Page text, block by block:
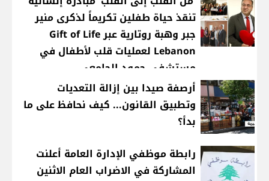
تنقذ حياة طفلين تكريماً لذكرى منير
جبر وهبة روتارية عبر Gift of Life
Lebanon لعمليات قلب لأطفال في
مستشفى حمود الجامعي
أرصفة صيدا بين إزالة التعديات
وتطبيق القانون... كيف نحافظ على ما
بدأ؟
رابطة موظفي الإدارة العامة أعلنت
المشاركة في الاضراب العام الاثنين